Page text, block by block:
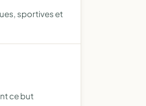
sportives et
ce but